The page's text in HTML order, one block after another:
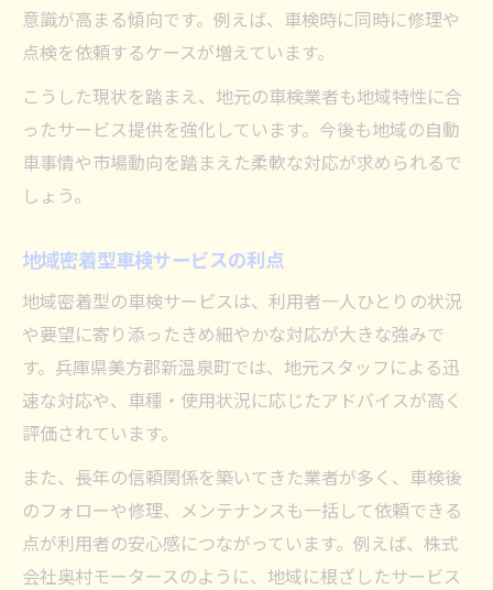
意識が高まる傾向です。例えば、車検時に同時に修理や
点検を依頼するケースが増えています。
こうした現状を踏まえ、地元の車検業者も地域特性に合
ったサービス提供を強化しています。今後も地域の自動
車事情や市場動向を踏まえた柔軟な対応が求められるで
しょう。
地域密着型車検サービスの利点
地域密着型の車検サービスは、利用者一人ひとりの状況
や要望に寄り添ったきめ細やかな対応が大きな強みで
す。兵庫県美方郡新温泉町では、地元スタッフによる迅
速な対応や、車種・使用状況に応じたアドバイスが高く
評価されています。
また、長年の信頼関係を築いてきた業者が多く、車検後
のフォローや修理、メンテナンスも一括して依頼できる
点が利用者の安心感につながっています。例えば、株式
会社奥村モータースのように、地域に根ざしたサービス